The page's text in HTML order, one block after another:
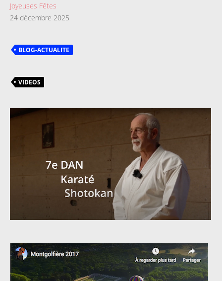
Joyeuses Fêtes
24 décembre 2025
BLOG-ACTUALITE
VIDEOS